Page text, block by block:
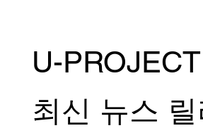
7월 27일 일요일 RIZIN 플
로 확정!
U-
최신 뉴스 릴